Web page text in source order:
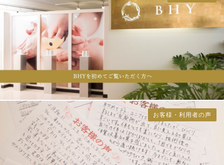
お客様・利用者の声